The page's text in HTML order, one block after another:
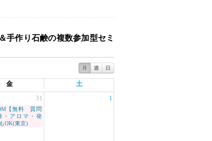
作り石鹸の複数参加型セミ
月 週 日
金
土
31 1
【無料 質問
・アロマ・発
OK(東京)